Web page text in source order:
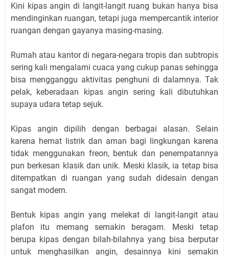
Kini kipas angin di langit-langit ruang bukan hanya bisa
mendinginkan ruangan, tetapi juga mempercantik interior
ruangan dengan gayanya masing-masing.
Rumah atau kantor di negara-negara tropis dan subtropis
sering kali mengalami cuaca yang cukup panas sehingga
bisa mengganggu aktivitas penghuni di dalamnya. Tak
pelak, keberadaan kipas angin sering kali dibutuhkan
supaya udara tetap sejuk.
Kipas angin dipilih dengan berbagai alasan. Selain
karena hemat listrik dan aman bagi lingkungan karena
tidak menggunakan freon, bentuk dan penempatannya
pun berkesan klasik dan unik. Meski klasik, ia tetap bisa
ditempatkan di ruangan yang sudah didesain dengan
sangat modern.
Bentuk kipas angin yang melekat di langit-langit atau
plafon itu memang semakin beragam. Meski tetap
berupa kipas dengan bilah-bilahnya yang bisa berputar
untuk menghasilkan angin, desainnya kini semakin